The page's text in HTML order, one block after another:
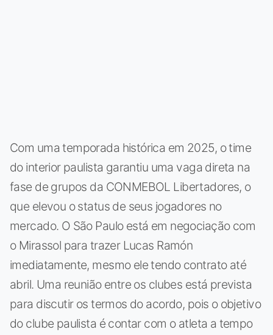
Com uma temporada histórica em 2025, o time
do interior paulista garantiu uma vaga direta na
fase de grupos da CONMEBOL Libertadores, o
que elevou o status de seus jogadores no
mercado. O São Paulo está em negociação com
o Mirassol para trazer Lucas Ramón
imediatamente, mesmo ele tendo contrato até
abril. Uma reunião entre os clubes está prevista
para discutir os termos do acordo, pois o objetivo
do clube paulista é contar com o atleta a tempo